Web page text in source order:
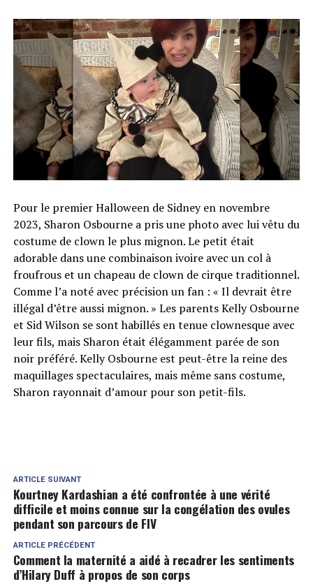
Pour le premier Halloween de Sidney en novembre
2023, Sharon Osbourne a pris une photo avec lui vêtu du
costume de clown le plus mignon. Le petit était
adorable dans une combinaison ivoire avec un col à
froufrous et un chapeau de clown de cirque traditionnel.
Comme l’a noté avec précision un fan : « Il devrait être
illégal d’être aussi mignon. » Les parents Kelly Osbourne
et Sid Wilson se sont habillés en tenue clownesque avec
leur fils, mais Sharon était élégamment parée de son
noir préféré. Kelly Osbourne est peut-être la reine des
maquillages spectaculaires, mais même sans costume,
Sharon rayonnait d’amour pour son petit-fils.
ARTICLE SUIVANT
Kourtney Kardashian a été confrontée à une vérité
difficile et moins connue sur la congélation des ovules
pendant son parcours de FIV
ARTICLE PRÉCÉDENT
Comment la maternité a aidé à recadrer les sentiments
d’Hilary Duff à propos de son corps